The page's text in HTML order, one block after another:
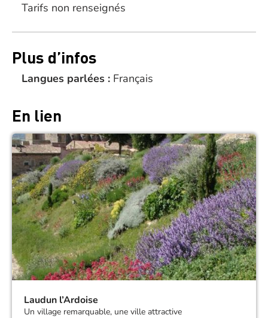
Tarifs non renseignés
Plus d’infos
Langues parlées : Français
En lien
Laudun l’Ardoise
Un village remarquable, une ville attractive